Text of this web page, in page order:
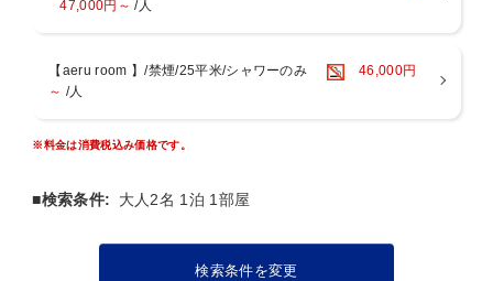
17:00/18:00/19:30 スタート
宿からの質問回答欄にてご希望をお答えください。
【ご朝食】大和野菜や地元の食材をふんだんに使った朝食
※朝食時間 7:30〜9:30
環境への配慮から、歯ブラシ等使い捨てアメニティのご用意はござい
47,000円～ /人
【aeru room 】/禁煙/25平米/シャワーのみ
46,000円
～ /人
※料金は消費税込み価格です。
■検索条件: 大人2名 1泊 1部屋
検索条件を変更